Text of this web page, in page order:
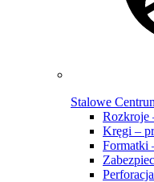
Stalowe
Rozkroje
Kręgi –
Formatki